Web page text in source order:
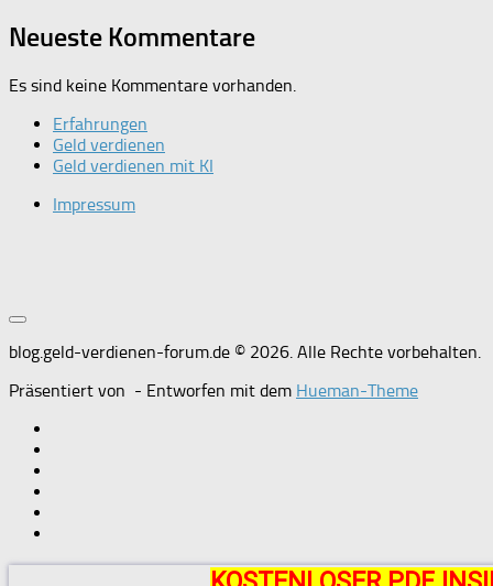
Neueste Kommentare
Es sind keine Kommentare vorhanden.
Erfahrungen
Geld verdienen
Geld verdienen mit KI
Impressum
blog.geld-verdienen-forum.de © 2026. Alle Rechte vorbehalten.
Präsentiert von - Entworfen mit dem Hueman-Theme